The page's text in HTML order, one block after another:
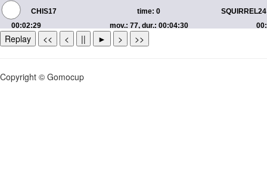
Replay << < || ► > >>
Copyright © Gomocup